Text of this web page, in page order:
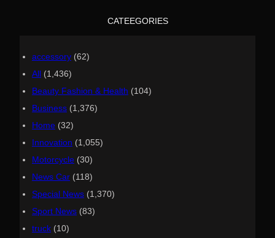
CATEEGORIES
accessory (62)
All (1,436)
Beauty Fashion & Health (104)
Business (1,376)
Home (32)
Innovation (1,055)
Motorcycle (30)
News Car (118)
Special News (1,370)
Sport News (83)
truck (10)